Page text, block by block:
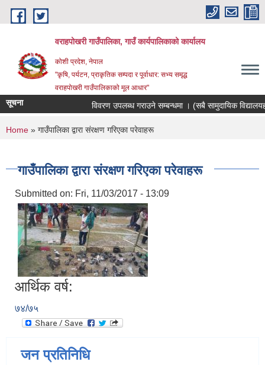
Skip to main content
वराहपोखरी गाउँपालिका, गाउँ कार्यपालिकाको कार्यालय
कोशी प्रदेश, नेपाल
"कृषि, पर्यटन, प्राकृतिक सम्पदा र पूर्वाधार: सभ्य समृद्ध
वराहपोखरी गाउँपालिकाको मूल आधार"
सूचना विवरण उपलब्ध गराउने सम्बन्धमा । (सबै सामुदायिक विद्यालयहरु)
You are here
Home » गाउँपालिका द्वारा संरक्षण गरिएका परेवाहरू
गाउँपालिका द्वारा संरक्षण गरिएका परेवाहरू
Submitted on: Fri, 11/03/2017 - 13:09
आर्थिक वर्ष:
७४/७५
जन प्रतिनिधि